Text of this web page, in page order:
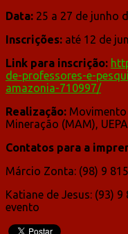
Data: 25 a 27 de junho
Inscrições: até 12 de
Link para inscrição:
de-professores-e-
amazonia-710997/
Realização: Movimento
Mineração (MAM),
Contatos para a
Márcio Zonta: (98) 9
Katiane de Jesus: (93)
evento